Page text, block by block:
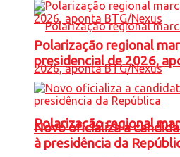
Polarização regional
Polarização regional
presidencial de 2026,
Novo oficializa a
à presidência da